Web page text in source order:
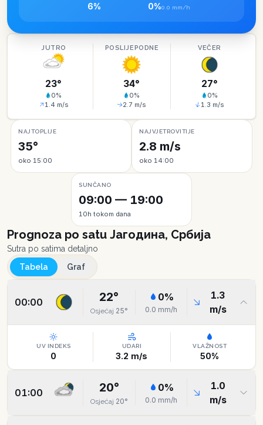
6% 0%0.0 mm/h
JUTRO
23°
0%
1.4 m/s
POSLIJEPODNE
34°
0%
2.7 m/s
VEČER
27°
0%
1.3 m/s
NAJTOPLIJE
35°
oko 15:00
NAJVJETROVITIJE
2.8 m/s
oko 14:00
SUNČANO
09:00 — 19:00
10h tokom dana
Prognoza po satu Јагодина, Србија
Sutra po satima detaljno
Tabela
Graf
00:00 22°
Osjećaj 25°
0%
0.0 mm/h
1.3
m/s
UV INDEKS
0
UDARI
3.2 m/s
VLAŽNOST
50%
01:00 20°
Osjećaj 20°
0%
0.0 mm/h
1.0
m/s